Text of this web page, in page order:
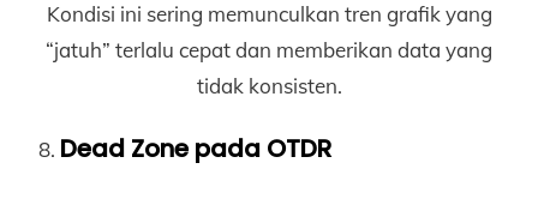
Kondisi ini sering memunculkan tren grafik yang
“jatuh” terlalu cepat dan memberikan data yang
tidak konsisten.
Dead Zone pada OTDR